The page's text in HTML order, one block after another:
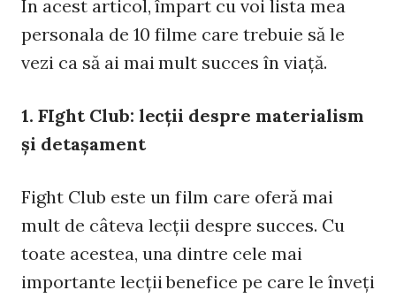
În acest articol, împart cu voi lista mea
personala de 10 filme care trebuie să le
vezi ca să ai mai mult succes în viaţă.
1. FIght Club: lecţii despre materialism
şi detaşament
Fight Club este un film care oferă mai
mult de câteva lecţii despre succes. Cu
toate acestea, una dintre cele mai
importante lecţii benefice pe care le înveţi